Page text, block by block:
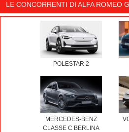
LE CONCORRENTI DI ALFA ROMEO
POLESTAR 2
MERCEDES-BENZ
CLASSE C BERLINA